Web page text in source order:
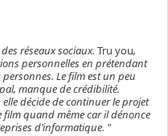
réseaux sociaux. Tru you,
personnelles en prétendant
Le film est un peu
manque de crédibilité.
décide de continuer le projet
film quand même car il dénonce
d’informatique. "